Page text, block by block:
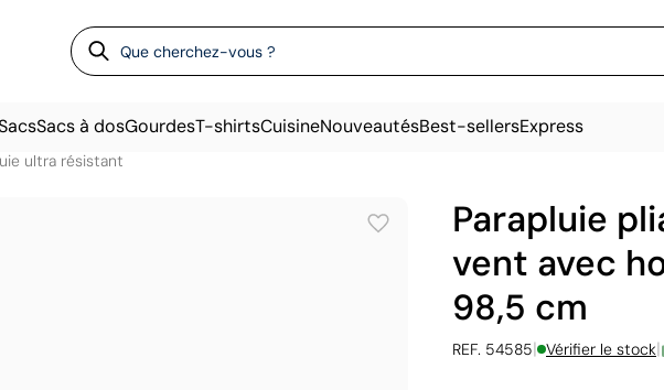
Sacs à dosGourdesT-shirtsCuisineNouveautésBest-sellersExpress
ultra résistant
Parapluie
vent avec
98,5 cm
REF. 54585| Vérifier le stock|